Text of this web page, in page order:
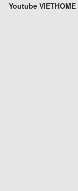
Youtube VIETHOME